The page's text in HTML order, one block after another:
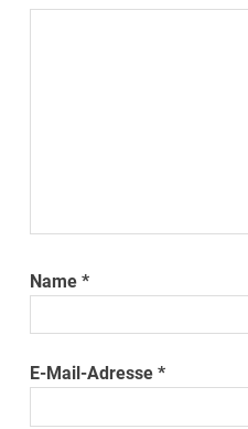
Name*
E-Mail-Adresse*